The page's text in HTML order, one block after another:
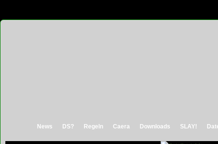
News DS? Regeln Caera Downloads SLAY!